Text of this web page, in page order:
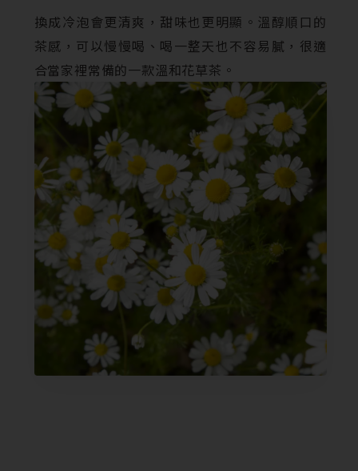
換成冷泡會更清爽，甜味也更明顯。溫醇順口的
茶感，可以慢慢喝、喝一整天也不容易膩，很適
合當家裡常備的一款溫和花草茶。